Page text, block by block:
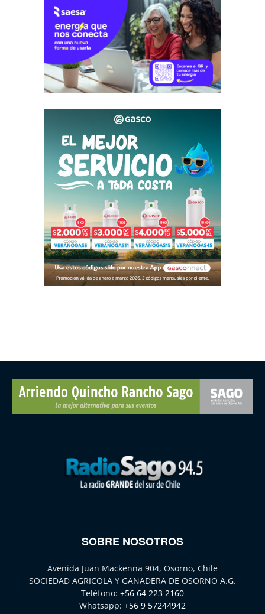
SOBRE NOSOTROS
Avenida Juan Mackenna 904, Osorno, Chile
SOCIEDAD AGRICOLA Y GANADERA DE OSORNO A.G.
Teléfono: +56 64 223 2160
Whatsapp: +56 9 57244942